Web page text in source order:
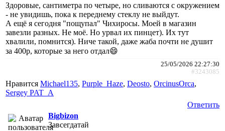
Здоровые, сантиметра по четыре, но сливаются с окружением
- не увидишь, пока к переднему стеклу не выйдут.
А ещё я сегодня "пощупал" Чихиросы. Моей в магазин
завезли разных. Не моё. Но урвал их пинцет). Их тут
хвалили, помнится). Ниче такой, даже жаба почти не душит
за 400р, которые за него отдал😄
25/05/2026 22:27:30
#3243085
Нравится Michael135, Purple_Haze, Deosto, ОrcinusОrca,
Sergey PAT_A
Ответить
Bigbizon
Завсегдатай